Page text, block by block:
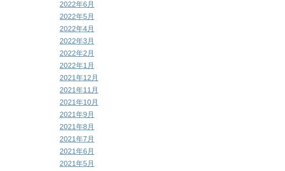
2022年6月
2022年5月
2022年4月
2022年3月
2022年2月
2022年1月
2021年12月
2021年11月
2021年10月
2021年9月
2021年8月
2021年7月
2021年6月
2021年5月